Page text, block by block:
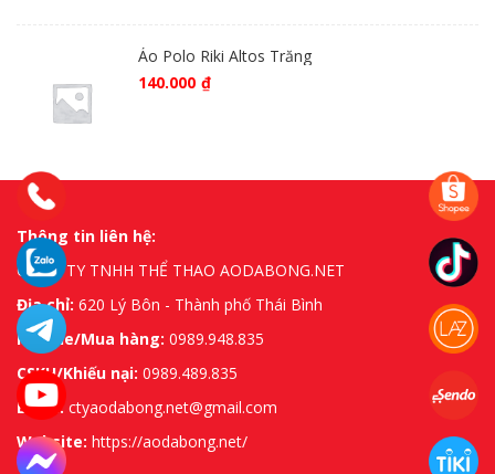
Áo Polo Riki Altos Trăng
140.000 ₫
Thông tin liên hệ:
CÔNG TY TNHH THỂ THAO AODABONG.NET
Địa chỉ: 620 Lý Bôn - Thành phố Thái Bình
Hotline/Mua hàng: 0989.948.835
CSKH/Khiếu nại: 0989.489.835
Email:ctyaodabong.net@gmail.com
Website: https://aodabong.net/